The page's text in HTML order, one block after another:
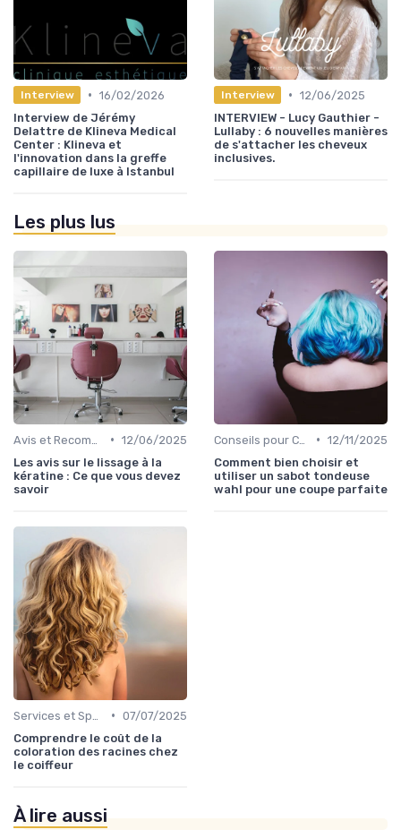
Interview • 16/02/2026
Interview de Jérémy
Delattre de Klineva Medical
Center : Klineva et
l'innovation dans la greffe
capillaire de luxe à Istanbul
Interview • 12/06/2025
INTERVIEW - Lucy Gauthier -
Lullaby : 6 nouvelles manières
de s'attacher les cheveux
inclusives.
Les plus lus
• 12/06/2025
Les avis sur le lissage à la
kératine : Ce que vous devez
savoir
• 12/11/2025
Comment bien choisir et
utiliser un sabot tondeuse
wahl pour une coupe parfaite
• 07/07/2025
Comprendre le coût de la
coloration des racines chez
le coiffeur
À lire aussi